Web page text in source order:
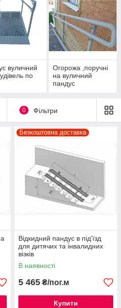
вуличний
по
Огорожа ,поручні
на вуличний
пандус
0 Фільтри
Безкоштовна доставка
Відкидний пандус в під'їзд
для дитячих та інвалидних
візків
В наявності
5 465 ₴/пог.м
Купити